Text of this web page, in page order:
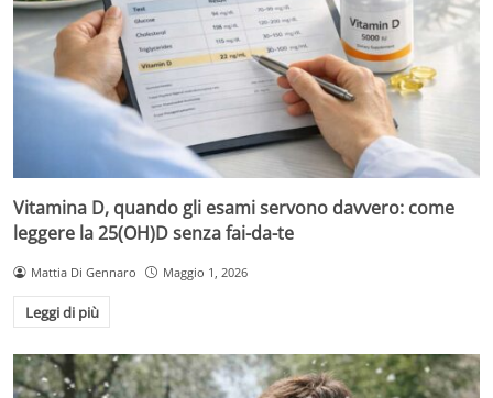
Vitamina D, quando gli esami servono davvero: come
leggere la 25(OH)D senza fai-da-te
Mattia Di Gennaro Maggio 1, 2026
Leggi di più